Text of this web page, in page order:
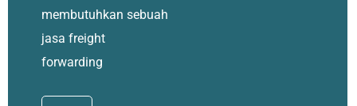
membutuhkan sebuah
jasa freight
forwarding